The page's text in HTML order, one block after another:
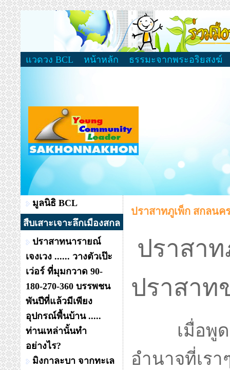
แวดวง BCL หน้าหลัก ธรรมะจากพระอริยสงฆ์
มูลนิธิ BCL
สืบเสาะเจาะลึกเมืองสกล
ปราสาทนารายณ์
เจงเวง ...... วางตัวเป๊ะ
เว่อร์ ที่มุมกวาด 90-
180-270-360 บรรพชน
พันปีที่แล้วมีเพียง
อุปกรณ์พื้นบ้าน .....
ท่านเหล่านั้นทำ
อย่างไร?
มิงกาละบา จากทะเล
ปราสาทภูเพ็ก สกลนค
ปราสา
ปราสาท
เมื่อพูดถึ
อำนาจที่เร